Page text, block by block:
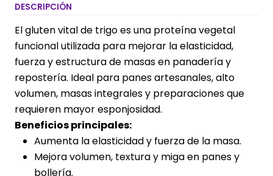
DESCRIPCIÓN
El gluten vital de trigo es una proteína vegetal
funcional utilizada para mejorar la elasticidad,
fuerza y estructura de masas en panadería y
repostería. Ideal para panes artesanales, alto
volumen, masas integrales y preparaciones que
requieren mayor esponjosidad.
Beneficios principales:
Aumenta la elasticidad y fuerza de la masa.
Mejora volumen, textura y miga en panes y
bollería.